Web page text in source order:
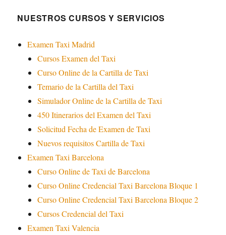
NUESTROS CURSOS Y SERVICIOS
Examen Taxi Madrid
Cursos Examen del Taxi
Curso Online de la Cartilla de Taxi
Temario de la Cartilla del Taxi
Simulador Online de la Cartilla de Taxi
450 Itinerarios del Examen del Taxi
Solicitud Fecha de Examen de Taxi
Nuevos requisitos Cartilla de Taxi
Examen Taxi Barcelona
Curso Online de Taxi de Barcelona
Curso Online Credencial Taxi Barcelona Bloque 1
Curso Online Credencial Taxi Barcelona Bloque 2
Cursos Credencial del Taxi
Examen Taxi Valencia